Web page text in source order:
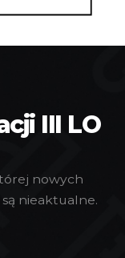
III LO
nowych
są nieaktualne.